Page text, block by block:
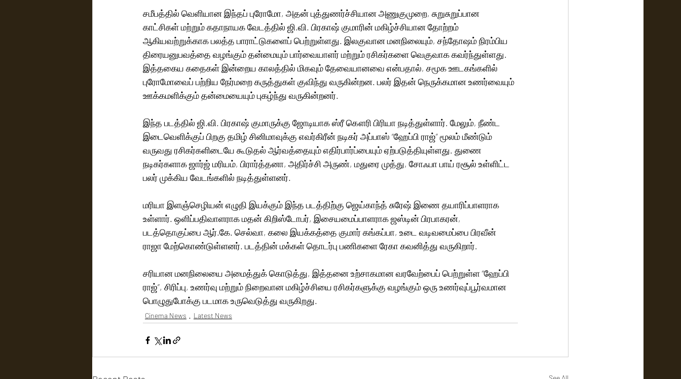
சமீபத்தில் வெளியான இந்தப் புரோமோ, அதன் புத்துணர்ச்சியான அணுகுமுறை, சுறுசுறுப்பான
காட்சிகள் மற்றும் கதாநாயக வேடத்தில் ஜி.வி. பிரகாஷ் குமாரின் மகிழ்ச்சியான தோற்றம்
ஆகியவற்றுக்காக பலத்த பாராட்டுகளைப் பெற்றுள்ளது. இலகுவான மனநிலையும், சந்தோஷம் நிரம்பிய
திரையனுபவத்தை வழங்கும் தன்மையும் பார்வையாளர் மற்றும் ரசிகர்களை வெகுவாக கவர்ந்துள்ளது.
இத்தகைய கதைகள் இன்றைய காலத்தில் மிகவும் தேவையானவை என்பதால், சமூக ஊடகங்களில்
புரோமோவைப் பற்றிய நேர்மறை கருத்துகள் குவிந்து வருகின்றன. பலர் இதன் நெருக்கமான உணர்வையும்
ஊக்கமளிக்கும் தன்மையையும் புகழ்ந்து வருகின்றனர்.
இந்த படத்தில் ஜி.வி. பிரகாஷ் குமாருக்கு ஜோடியாக ஸ்ரீ கௌரி பிரியா நடித்துள்ளார். மேலும், நீண்ட
இடைவெளிக்குப் பிறகு தமிழ் சினிமாவுக்கு எவர்கிரீன் நடிகர் அப்பாஸ் “ஹேப்பி ராஜ்” மூலம் மீண்டும்
வருவது ரசிகர்களிடையே கூடுதல் ஆர்வத்தையும் எதிர்பார்ப்பையும் ஏற்படுத்தியுள்ளது. துணை
நடிகர்களாக ஜார்ஜ் மரியம், பிரார்த்தனா, அதிர்ச்சி அருண், மதுரை முத்து, சோஃபா பாய் ரசூல் உள்ளிட்ட
பலர் முக்கிய வேடங்களில் நடித்துள்ளனர்.
மரியா இளஞ்செழியன் எழுதி இயக்கும் இந்த படத்திற்கு ஜெய்காந்த் சுரேஷ் இணை தயாரிப்பாளராக
உள்ளார். ஒளிப்பதிவாளராக மதன் கிறிஸ்டோபர், இசையமைப்பாளராக ஜஸ்டின் பிரபாகரன்,
படத்தொகுப்பை ஆர்.கே. செல்வா, கலை இயக்கத்தை குமார் கங்கப்பா, உடை வடிவமைப்பை பிரவீன்
ராஜா மேற்கொண்டுள்ளனர். படத்தின் மக்கள் தொடர்பு பணிகளை ரேகா கவனித்து வருகிறார்.
சரியான மனநிலையை அமைத்துக் கொடுத்து, இத்தனை உற்சாகமான வரவேற்பைப் பெற்றுள்ள “ஹேப்பி
ராஜ்”, சிரிப்பு, உணர்வு மற்றும் நிறைவான மகிழ்ச்சியை ரசிகர்களுக்கு வழங்கும் ஒரு உணர்வுப்பூர்வமான
பொழுதுபோக்கு படமாக உருவெடுத்து வருகிறது.
Cinema News Latest News